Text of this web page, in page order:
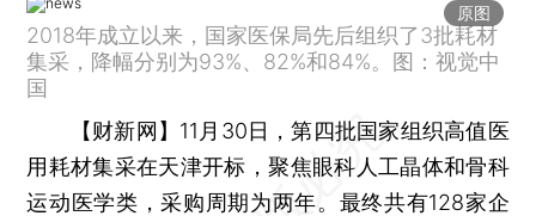
原图
2018年成立以来，国家医保局先后组织了3批耗材
集采，降幅分别为93%、82%和84%。图：视觉中
国
【财新网】 11月30日，第四批国家组织高值医
用耗材集采在天津开标，聚焦眼科人工晶体和骨科
运动医学类，采购周期为两年。最终共有128家企